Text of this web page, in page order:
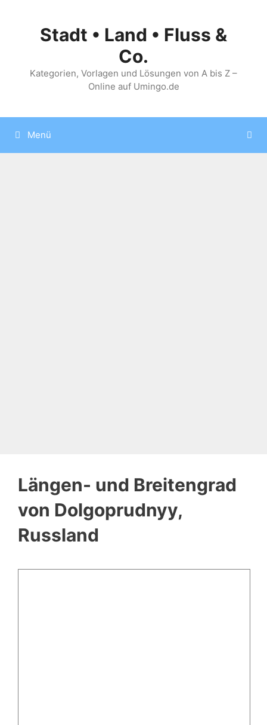
springenStadt • Land • Fluss &
Co.
Kategorien, Vorlagen und Lösungen von A bis Z –
Online auf Umingo.de
Menü
Längen- und Breitengrad
von Dolgoprudnyy,
Russland